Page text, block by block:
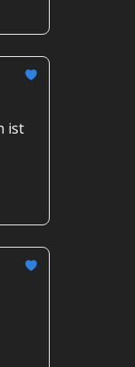
ist